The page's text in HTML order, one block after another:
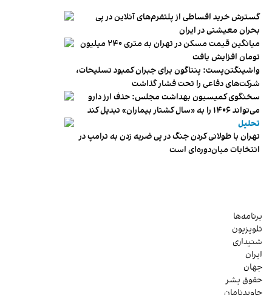
گسترش خرید اقساطی از پلتفرم‌های آنلاین در پی
بحران معیشتی در ایران
میانگین قیمت مسکن در تهران به متری ۲۴۰ میلیون
تومان افزایش یافت
واشینگتن‌پست: پنتاگون برای جبران کمبود تسلیحات،
شرکت‌های دفاعی را تحت فشار گذاشت
سخنگوی کمیسیون بهداشت مجلس: حذف ارز دارو
می‌تواند ۱۴۰۶ را به «سال کشتار بیماران» تبدیل کند
تحلیل
تهران با طولانی کردن جنگ در پی ضربه زدن به ترامپ در
انتخابات میان‌دوره‌ای است
برنامه‌ها
تلویزیون
شنیداری
ایران
جهان
حقوق بشر